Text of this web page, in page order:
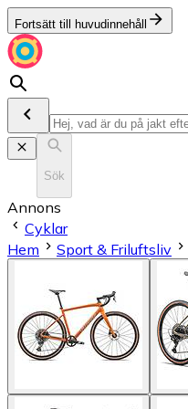
Fortsätt till huvudinnehåll
Sök
Annons
Cyklar
Hem
Sport & Friluftsliv